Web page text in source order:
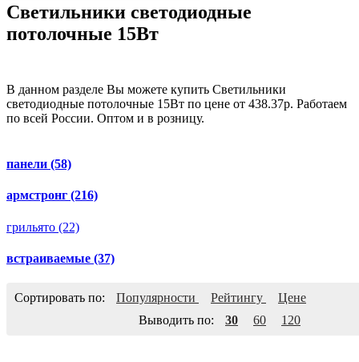
Светильники светодиодные
потолочные 15Вт
В данном разделе Вы можете купить Светильники
светодиодные потолочные 15Вт по цене от 438.37р. Работаем
по всей России. Оптом и в розницу.
панели (58)
армстронг (216)
грильято (22)
встраиваемые (37)
Сортировать по: Популярности Рейтингу
Цене
Выводить по:
30 60 120